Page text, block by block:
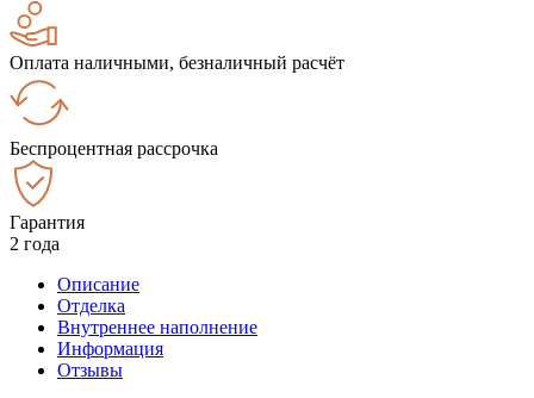
Оплата наличными, безналичный расчёт
Беспроцентная рассрочка
Гарантия
2 года
Описание
Отделка
Внутреннее наполнение
Информация
Отзывы